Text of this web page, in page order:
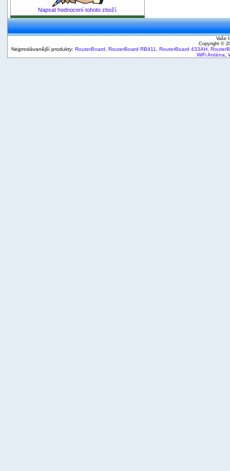
Napsat hodnocení tohoto zboží.
Vaše
Copyright ©
Nejprodávanější produkty: RouterBoard RouterBoard RB411 RouterBoard 433AH
WiFi Anténa